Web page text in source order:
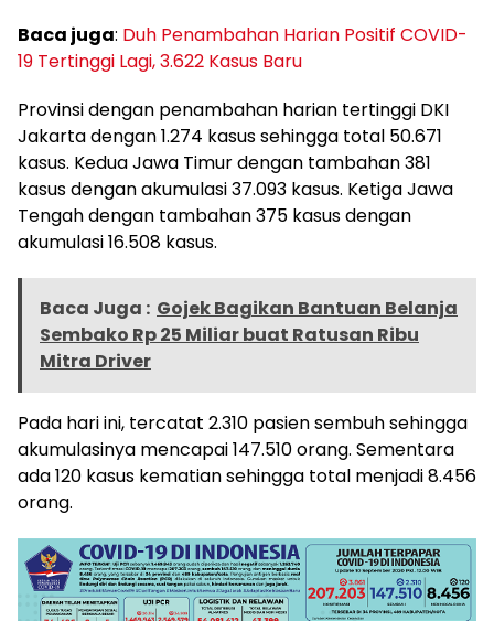
Baca juga: Duh Penambahan Harian Positif COVID-
19 Tertinggi Lagi, 3.622 Kasus Baru
Provinsi dengan penambahan harian tertinggi DKI
Jakarta dengan 1.274 kasus sehingga total 50.671
kasus. Kedua Jawa Timur dengan tambahan 381
kasus dengan akumulasi 37.093 kasus. Ketiga Jawa
Tengah dengan tambahan 375 kasus dengan
akumulasi 16.508 kasus.
Baca Juga : Gojek Bagikan Bantuan Belanja
Sembako Rp 25 Miliar buat Ratusan Ribu
Mitra Driver
Pada hari ini, tercatat 2.310 pasien sembuh sehingga
akumulasinya mencapai 147.510 orang. Sementara
ada 120 kasus kematian sehingga total menjadi 8.456
orang.